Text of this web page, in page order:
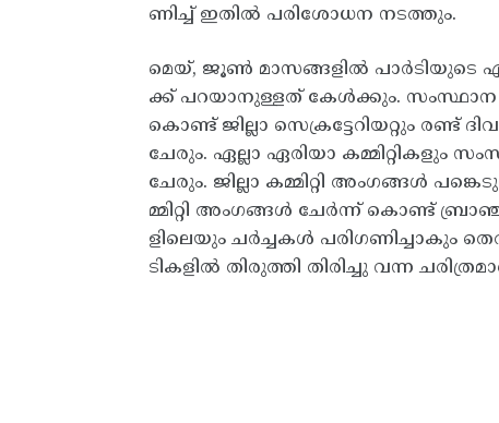
ണിച്ച് ഇതിൽ പരിശോധന നടത്തും.
മെയ്, ജൂൺ മാസങ്ങളിൽ പാർടിയുടെ
ക്ക് പറയാനുള്ളത് കേൾക്കും. സംസ്ഥാന
കൊണ്ട് ജില്ലാ സെക്രട്ടേറിയറ്റും രണ്ട്
ചേരും. ഏല്ലാ ഏരിയാ കമ്മിറ്റികളും
ചേരും. ജില്ലാ കമ്മിറ്റി അം​ഗങ്ങൾ
മ്മിറ്റി അം​ഗങ്ങൾ ചേർന്ന് കൊണ്ട്
ളിലെയും ചർച്ചകൾ പരി​ഗണിച്ചാകും
ടികളിൽ തിരുത്തി തിരിച്ചു വന്ന